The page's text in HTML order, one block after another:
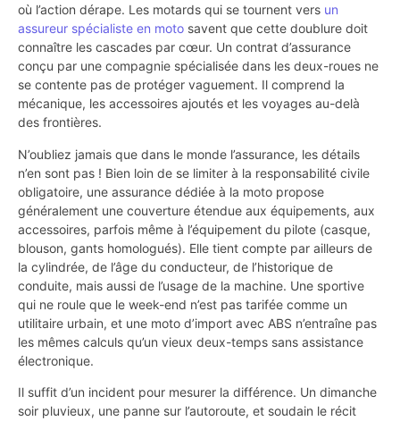
où l’action dérape. Les motards qui se tournent vers un
assureur spécialiste en moto savent que cette doublure doit
connaître les cascades par cœur. Un contrat d’assurance
conçu par une compagnie spécialisée dans les deux-roues ne
se contente pas de protéger vaguement. Il comprend la
mécanique, les accessoires ajoutés et les voyages au-delà
des frontières.
N’oubliez jamais que dans le monde l’assurance, les détails
n’en sont pas ! Bien loin de se limiter à la responsabilité civile
obligatoire, une assurance dédiée à la moto propose
généralement une couverture étendue aux équipements, aux
accessoires, parfois même à l’équipement du pilote (casque,
blouson, gants homologués). Elle tient compte par ailleurs de
la cylindrée, de l’âge du conducteur, de l’historique de
conduite, mais aussi de l’usage de la machine. Une sportive
qui ne roule que le week-end n’est pas tarifée comme un
utilitaire urbain, et une moto d’import avec ABS n’entraîne pas
les mêmes calculs qu’un vieux deux-temps sans assistance
électronique.
Il suffit d’un incident pour mesurer la différence. Un dimanche
soir pluvieux, une panne sur l’autoroute, et soudain le récit